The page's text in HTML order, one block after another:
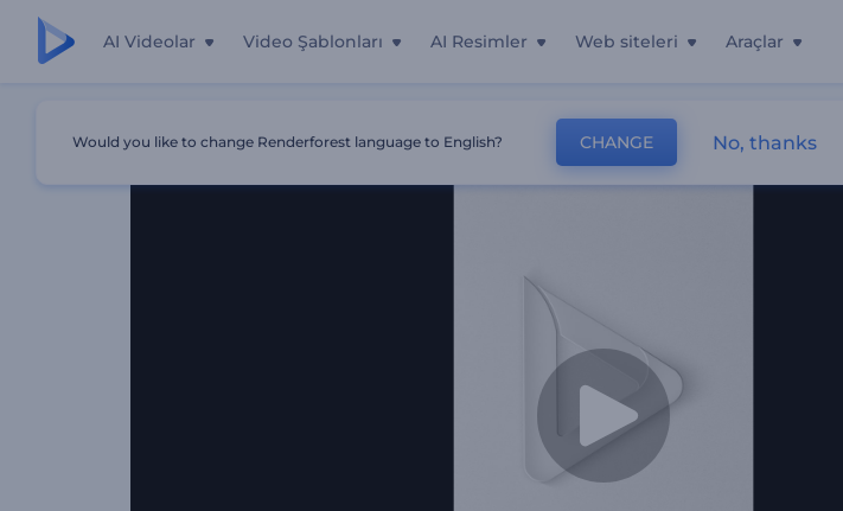
AI Videolar Video Şablonları AI Resimler Web siteleri Araçlar
Would you like to change Renderforest language to English? CHANGE No, thanks